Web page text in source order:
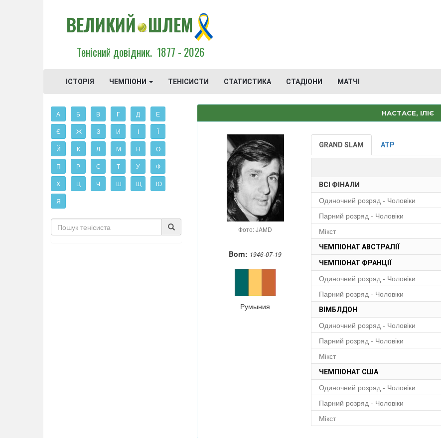
ВЕЛИКИЙ ШЛЕМ
Тенісний довідник. 1877 - 2026
ІСТОРІЯ ЧЕМПІОНИ ТЕНІСИСТИ СТАТИСТИКА СТАДІОНИ МАТЧІ
А Б В Г Д Е
Є Ж З И І Ї
Й К Л М Н О
П Р С Т У Ф
Х Ц Ч Ш Щ Ю
Я
НАСТАСЕ, ІЛІЄ
Фото: JAMD
Born: 1946-07-19
Румыния
GRAND SLAM ATP
ВСІ ФІНАЛИ
Одиночний розряд - Чоловіки
Парний розряд - Чоловіки
Мікст
ЧЕМПІОНАТ АВСТРАЛІЇ
ЧЕМПІОНАТ ФРАНЦІЇ
Одиночний розряд - Чоловіки
Парний розряд - Чоловіки
ВІМБЛДОН
Одиночний розряд - Чоловіки
Парний розряд - Чоловіки
Мікст
ЧЕМПІОНАТ США
Одиночний розряд - Чоловіки
Парний розряд - Чоловіки
Мікст